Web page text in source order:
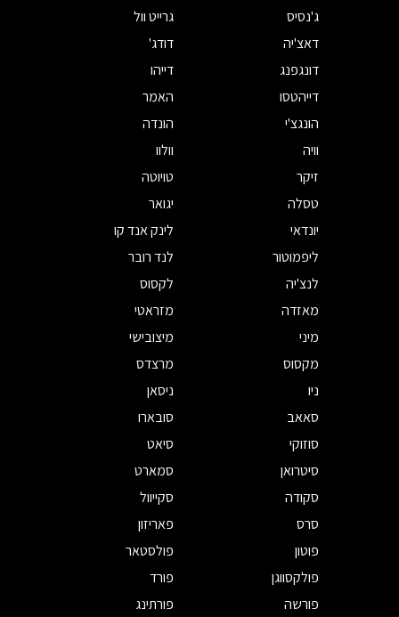
ג'נסיס
גרייט וול
דאצ'יה
דודג'
דונגפנג
דייהו
דייהטסו
האמר
הונגצ'י
הונדה
וויה
וולוו
זיקר
טויוטה
טסלה
יגואר
יונדאי
לינק אנד קו
ליפמוטור
לנד רובר
לנצ'יה
לקסוס
מאזדה
מזראטי
מיני
מיצובישי
מקסוס
מרצדס
ניו
ניסאן
סאאב
סובארו
סוזוקי
סיאט
סיטרואן
סמארט
סקודה
סקייוול
סרס
פאריזון
פוטון
פולסטאר
פולקסווגן
פורד
פורשה
פורתינג